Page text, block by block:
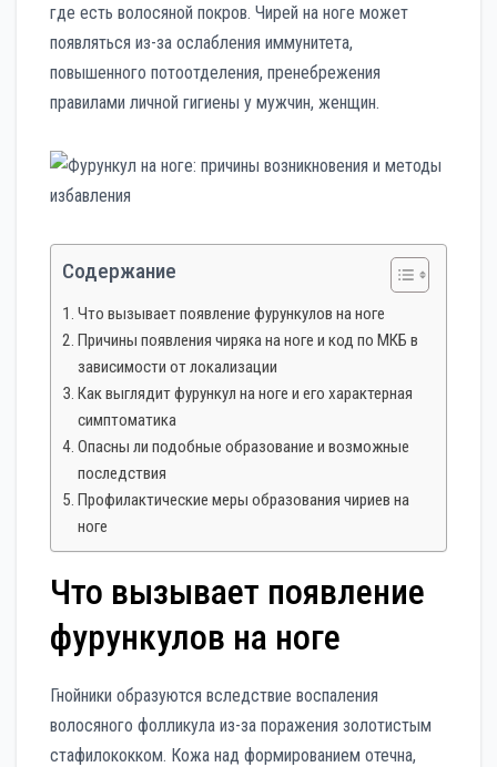
где есть волосяной покров. Чирей на ноге может
появляться из-за ослабления иммунитета,
повышенного потоотделения, пренебрежения
правилами личной гигиены у мужчин, женщин.
Содержание
Что вызывает появление фурункулов на ноге
Причины появления чиряка на ноге и код по МКБ в
зависимости от локализации
Как выглядит фурункул на ноге и его характерная
симптоматика
Опасны ли подобные образование и возможные
последствия
Профилактические меры образования чириев на
ноге
Что вызывает появление
фурункулов на ноге
Гнойники образуются вследствие воспаления
волосяного фолликула из-за поражения золотистым
стафилококком. Кожа над формированием отечна,